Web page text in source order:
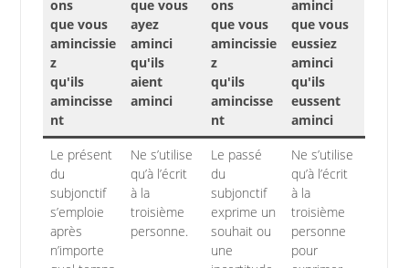
ons
que vous
amincissie
z
qu'ils
amincisse
nt
que vous
ayez
aminci
qu'ils
aient
aminci
ons
que vous
amincissie
z
qu'ils
amincisse
nt
aminci
que vous
eussiez
aminci
qu'ils
eussent
aminci
Le présent
du
subjonctif
s’emploie
après
n’importe
Ne s’utilise
qu’à l’écrit
à la
troisième
personne.
Le passé
du
subjonctif
exprime un
souhait ou
une
Ne s’utilise
qu’à l’écrit
à la
troisième
personne
pour